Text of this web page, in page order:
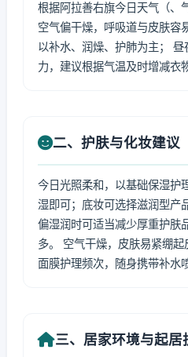
根据阿拉善右旗今日天气（、
空气偏干燥，呼吸道与皮肤容
以补水、润燥、护肺为主；
力，建议根据气温及时增减衣
二、护肤与化妆建议
今日光照柔和，以基础保湿护
湿即可；底妆可选择滋润型产
偏湿润时可适当减少厚重护肤
多。 空气干燥，皮肤易紧绷起
面膜护理频次，随身携带补水
三、居家环境与起居